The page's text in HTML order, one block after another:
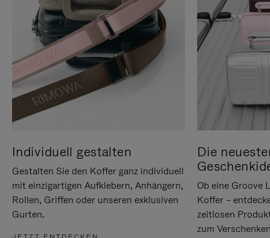
Individuell gestalten
Gestalten Sie den Koffer ganz individuell
mit einzigartigen Aufklebern, Anhängern,
Rollen, Griffen oder unseren exklusiven
Gurten.
Die
Ob eine Groove
Koffer –
zeitlosen
zum